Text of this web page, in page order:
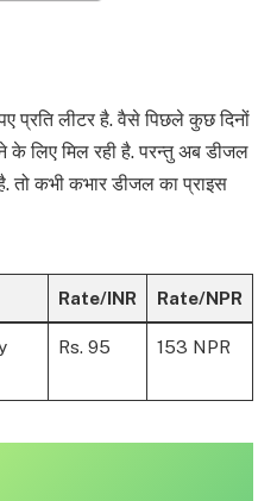
लीटर है. वैसे पिछले कुछ दिनों
के लिए मिल रही है. परन्तु अब डीजल
तो कभी कभार डीजल का प्राइस
Rate/INR Rate/NPR
Rs. 95 153 NPR